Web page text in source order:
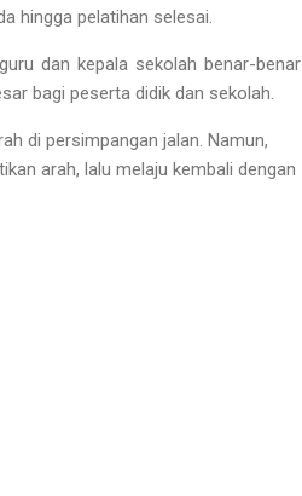
hingga pelatihan selesai.
dan kepala sekolah benar-benar
bagi peserta didik dan sekolah.
di persimpangan jalan. Namun,
arah, lalu melaju kembali dengan